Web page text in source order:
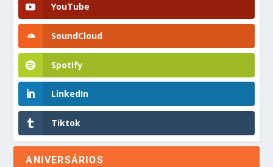
YouTube
SoundCloud
Spotify
LinkedIn
Tiktok
ANIVERSÁRIOS